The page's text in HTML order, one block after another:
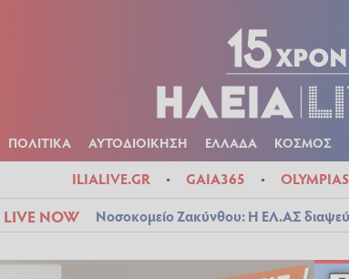
ΠΟΛΙΤΙΚΑ ΑΥΤΟΔΙΟΙΚΗΣΗ ΕΛΛΑΔΑ ΚΟΣΜΟΣ
ILIALIVE.GR GAIA365
LIVE NOW Νοσοκομείο Ζακύνθου: Η ΕΛ.ΑΣ